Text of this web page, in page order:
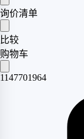
询价清单
比较
购物车
1147701964